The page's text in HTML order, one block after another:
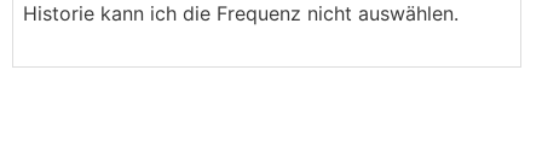
Historie kann ich die Frequenz nicht auswählen.